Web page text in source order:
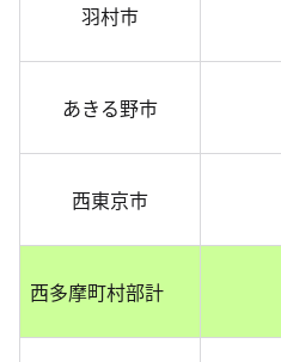
羽村市
あきる野市
西東京市
西多摩町村部計